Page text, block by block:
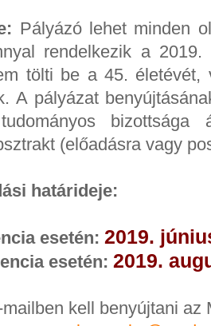
Pályázó lehet minden
rendelkezik a
tölti be a 45.
A pályázat
bizottsága
(előadásra vagy
határideje:
esetén: 2019.
esetén: 2019.
kell benyújtani az